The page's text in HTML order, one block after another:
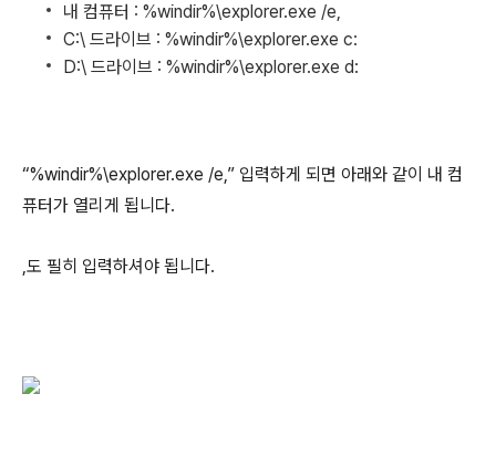
내 컴퓨터 : %windir%\explorer.exe /e,
C:\ 드라이브 : %windir%\explorer.exe c:
D:\ 드라이브 : %windir%\explorer.exe d:
“%windir%\explorer.exe /e,” 입력하게 되면 아래와 같이 내 컴
퓨터가 열리게 됩니다.
,도 필히 입력하셔야 됩니다.